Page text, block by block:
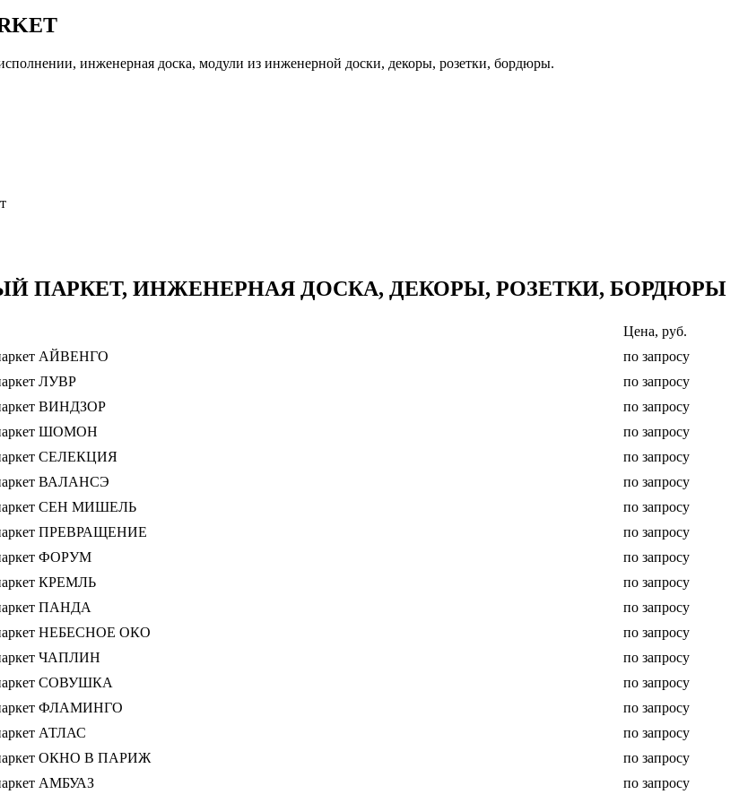
инженерная доска, модули из инженерной доски, декоры, розетки, бордюры.
ПАРКЕТ, ИНЖЕНЕРНАЯ ДОСКА, ДЕКОРЫ, РОЗЕТКИ, БОРДЮРЫ
Цена, руб.
АЙВЕНГО
по запросу
ЛУВР
по запросу
ВИНДЗОР
по запросу
ШОМОН
по запросу
СЕЛЕКЦИЯ
по запросу
ВАЛАНСЭ
по запросу
СЕН МИШЕЛЬ
по запросу
ПРЕВРАЩЕНИЕ
по запросу
ФОРУМ
по запросу
КРЕМЛЬ
по запросу
ПАНДА
по запросу
НЕБЕСНОЕ ОКО
по запросу
ЧАПЛИН
по запросу
СОВУШКА
по запросу
ФЛАМИНГО
по запросу
АТЛАС
по запросу
паркет ОКНО В ПАРИЖ
по запросу
АМБУАЗ
по запросу